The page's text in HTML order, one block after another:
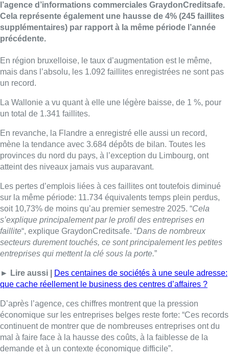
l’agence d’informations commerciales GraydonCreditsafe.
Cela représente également une hausse de 4% (245 faillites
supplémentaires) par rapport à la même période l’année
précédente.
En région bruxelloise, le taux d’augmentation est le même,
mais dans l’absolu, les 1.092 faillites enregistrées ne sont pas
un record.
La Wallonie a vu quant à elle une légère baisse, de 1 %, pour
un total de 1.341 faillites.
En revanche, la Flandre a enregistré elle aussi un record,
mène la tendance avec 3.684 dépôts de bilan. Toutes les
provinces du nord du pays, à l’exception du Limbourg, ont
atteint des niveaux jamais vus auparavant.
Les pertes d’emplois liées à ces faillites ont toutefois diminué
sur la même période: 11.734 équivalents temps plein perdus,
soit 10,73% de moins qu’au premier semestre 2025. “Cela
s’explique principalement par le profil des entreprises en
faillite“, explique GraydonCreditsafe. “Dans de nombreux
secteurs durement touchés, ce sont principalement les petites
entreprises qui mettent la clé sous la porte.”
► Lire aussi |
Des centaines de sociétés à une seule adresse:
que cache réellement le business des centres d’affaires ?
D’après l’agence, ces chiffres montrent que la pression
économique sur les entreprises belges reste forte: “Ces records
continuent de montrer que de nombreuses entreprises ont du
mal à faire face à la hausse des coûts, à la faiblesse de la
demande et à un contexte économique difficile”.